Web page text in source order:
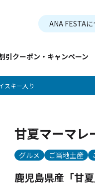
ANA FESTAに
引クーポン・キャンペーン
スキー入り
甘夏マーマレ
グルメ ご当地土産
鹿児島県産「甘